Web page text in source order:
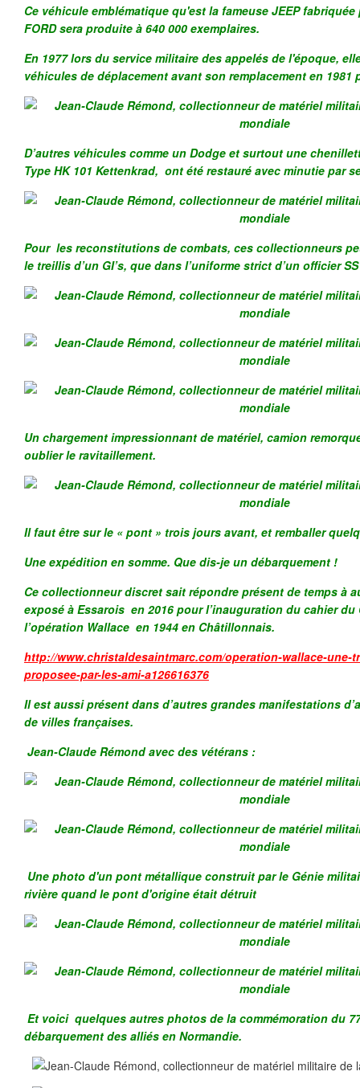
Ce véhicule emblématique qu'est la fameuse JEEP
FORD sera produite à 640 000 exemplaires.
En 1977 lors du service militaire des appelés de l'époque,
véhicules de déplacement avant son remplacement en 1981
D’autres véhicules comme un Dodge et surtout une
Type HK 101 Kettenkrad, ont été restauré avec minutie par
Pour les reconstitutions de combats, ces collectionneurs
le treillis d’un GI’s, que dans l’uniforme strict d’un officier
Un chargement impressionnant de matériel, camion
oublier le ravitaillement.
Il faut être sur le « pont » trois jours avant, et remballer
Une expédition en somme. Que dis-je un débarquement !
Ce collectionneur discret sait répondre présent de temps à
exposé à Essarois en 2016 pour l’inauguration du cahier du
l’opération Wallace en 1944 en Châtillonnais.
http://www.christaldesaintmarc.com/operation-wallace-une-
proposee-par-les-ami-a126616376
Il est aussi présent dans d’autres grandes manifestations
de villes françaises.
Jean-Claude Rémond avec des vétérans :
Une photo d'un pont métallique construit par le Génie
rivière quand le pont d'origine était détruit
Et voici quelques autres photos de la commémoration du
débarquement des alliés en Normandie.